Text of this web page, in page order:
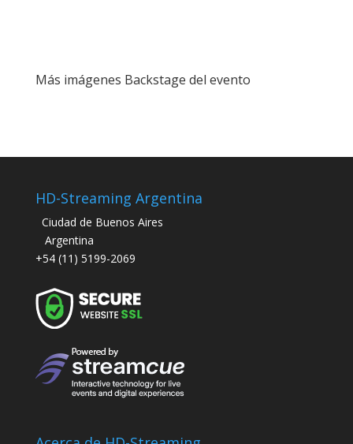
Más imágenes Backstage del evento
HD-Streaming Argentina
Ciudad de Buenos Aires
Argentina
+54 (11) 5199-2069